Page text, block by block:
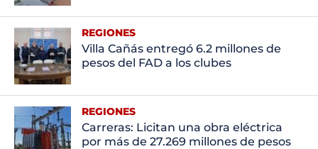
REGIONES
Villa Cañás entregó 6.2 millones de
pesos del FAD a los clubes
REGIONES
Carreras: Licitan una obra eléctrica
por más de 27.269 millones de pesos